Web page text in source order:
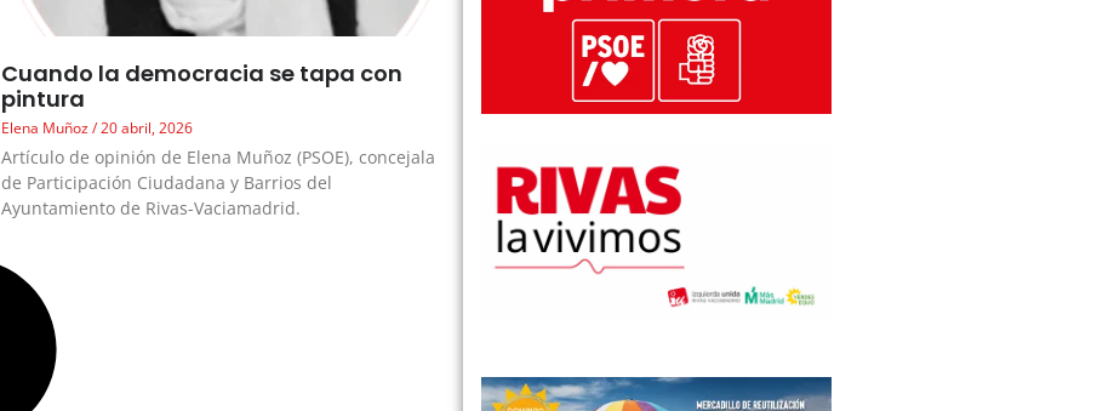
Cuando la democracia se tapa con
pintura
Elena Muñoz 20 abril, 2026
Artículo de opinión de Elena Muñoz (PSOE), concejala
de Participación Ciudadana y Barrios del
Ayuntamiento de Rivas-Vaciamadrid.